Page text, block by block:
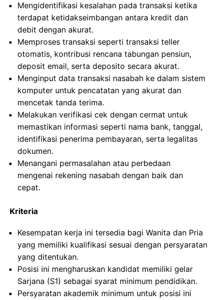
Mengidentifikasi kesalahan pada transaksi ketika
terdapat ketidakseimbangan antara kredit dan
debit dengan akurat.
Memproses transaksi seperti transaksi teller
otomatis, kontribusi rencana tabungan pensiun,
deposit email, serta deposito secara akurat.
Menginput data transaksi nasabah ke dalam sistem
komputer untuk pencatatan yang akurat dan
mencetak tanda terima.
Melakukan verifikasi cek dengan cermat untuk
memastikan informasi seperti nama bank, tanggal,
identifikasi penerima pembayaran, serta legalitas
dokumen.
Menangani permasalahan atau perbedaan
mengenai rekening nasabah dengan baik dan
cepat.
Kriteria
Kesempatan kerja ini tersedia bagi Wanita dan Pria
yang memiliki kualifikasi sesuai dengan persyaratan
yang ditentukan.
Posisi ini mengharuskan kandidat memiliki gelar
Sarjana (S1) sebagai syarat minimum pendidikan.
Persyaratan akademik minimum untuk posisi ini